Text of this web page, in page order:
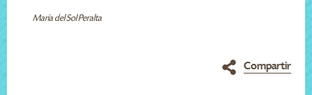
María del Sol Peralta
Compartir